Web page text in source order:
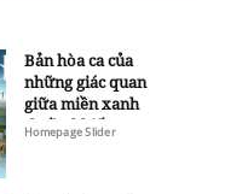
Bản hòa ca của
những giác quan
giữa miền xanh
thuần khiết
Homepage Slider